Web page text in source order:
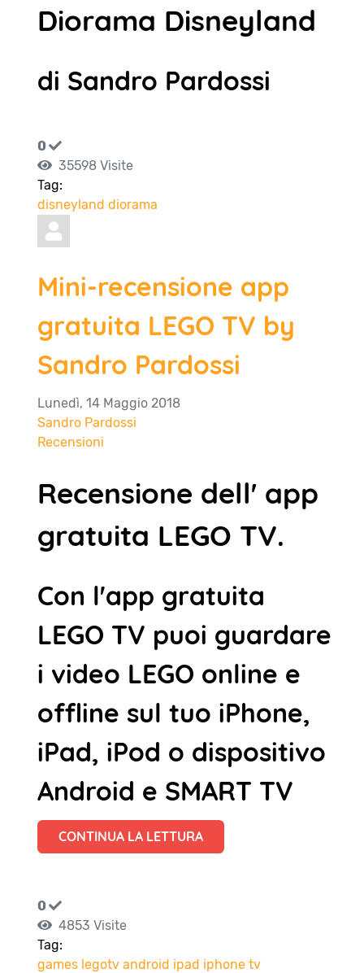
Diorama Disneyland
di Sandro Pardossi
0
35598 Visite
Tag:
disneyland diorama
Mini-recensione app
gratuita LEGO TV by
Sandro Pardossi
Lunedì, 14 Maggio 2018
Sandro Pardossi
Recensioni
Recensione dell' app
gratuita LEGO TV.
Con l'app gratuita
LEGO TV puoi guardare
i video LEGO online e
offline sul tuo iPhone,
iPad, iPod o dispositivo
Android e SMART TV
CONTINUA LA LETTURA
0
4853 Visite
Tag:
games legotv android ipad iphone tv